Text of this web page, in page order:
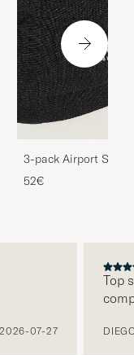
3-pack Airport
Melange
52€
2026-07-27
Top